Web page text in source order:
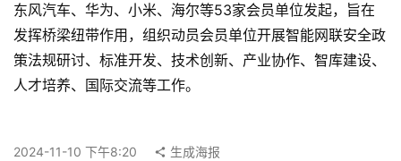
首
页
东风汽车、华为、小米、海尔等53家会员单位发起，旨在
发挥桥梁纽带作用，组织动员会员单位开展智能网联安全政
策法规研讨、标准开发、技术创新、产业协作、智库建设、
人才培养、国际交流等工作。
2024-11-10 下午8:20 生成海报